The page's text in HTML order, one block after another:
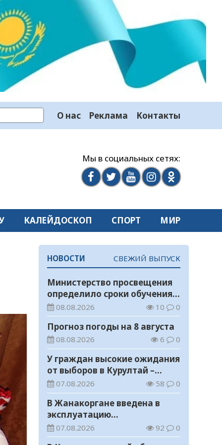
О нас Реклама Контакты
Мы в социальных сетях:
КАЛЕЙДОСКОП СПОРТ МИР
НОВОСТИ СВЕЖИЙ ВЫПУСК
Министерство просвещения
определило сроки обучения и
каникул на 2026-2027
учебный год
08.08.2026 10 0
Прогноз погоды на 8 августа
08.08.2026 6 0
У граждан высокие ожидания
от выборов в Курултай –
опрос общественного мнения
07.08.2026 58 0
В Жанакоргане введена в
эксплуатацию
водораспределительная
станция
07.08.2026 92 0